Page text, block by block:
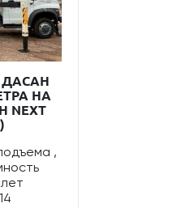
НА
NEXT
,